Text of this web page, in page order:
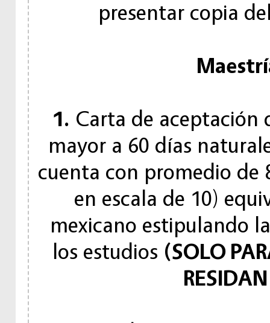
presentar copia
1. Carta de aceptación
mayor a 60 días
cuenta con promedio de
en escala de 10)
mexicano estipulando
los estudios (SOLO